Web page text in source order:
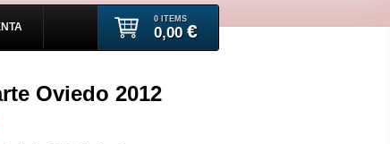
0 ITEMS
0,00 €
Oviedo 2012